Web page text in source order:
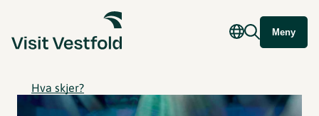
Meny
Hva skjer?